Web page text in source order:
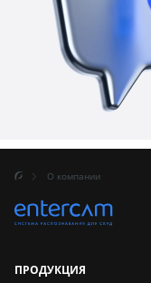
О компании
ПРОДУКЦИЯ